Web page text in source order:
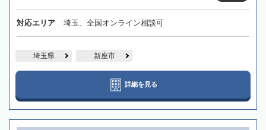
対応エリア 埼玉、全国オンライン相談可
埼玉県 新座市
詳細を見る